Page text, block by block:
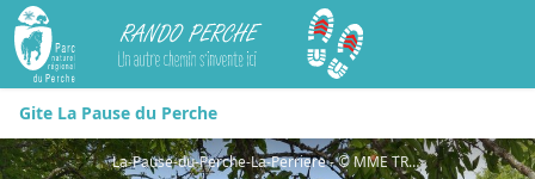
Rando Perche
Gite La Pause du Perche
La-Pause-du-Perche-La-Perriere - © MME TRUBERT